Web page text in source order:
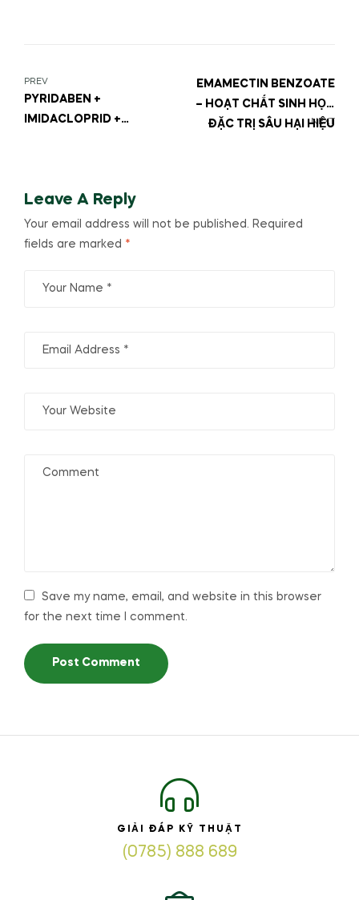
PREV
PYRIDABEN +
IMIDACLOPRID +
NEXT
EMAMECTIN BENZOATE
– HOẠT CHẤT SINH HỌC
ĐẶC TRỊ SÂU HẠI HIỆU
Leave A Reply
Your email address will not be published. Required
fields are marked *
Save my name, email, and website in this browser
for the next time I comment.
GIẢI ĐÁP KỸ THUẬT
(0785) 888 689